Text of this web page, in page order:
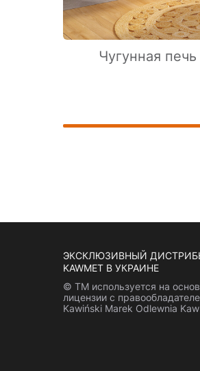
Чугунная
ЭКСКЛЮЗИВНЫЙ
KAWMET В УКРАИНЕ
© ТМ используется на
лицензии с
Kawiński Marek Odlewnia